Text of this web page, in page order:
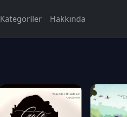
Kategoriler Hakkında